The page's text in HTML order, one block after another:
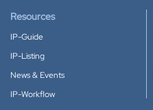
Resources
IP-Guide
IP-Listing
News & Events
IP-Workflow